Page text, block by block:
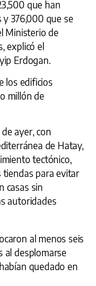
que han
y 376,000 que se
Ministerio de
explicó el
Erdogan.
los edificios
millón de
ayer, con
de Hatay,
tectónico,
tiendas para evitar
casas sin
autoridades
al menos seis
al desplomarse
quedado en